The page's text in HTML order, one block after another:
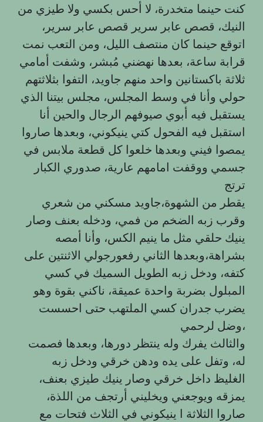
كنت حينما متخدرة، لا أحس بكسي ولا طيزي من
النيك، قصص عابر سرير قصص عابر سرير،
اتوقع حينما كان منتصف الليل، ومن التعب نمت
قرابة ساعة، بعدها نهضني مُبشر، وشفت أمامي
ثلاثة باكستانين واحد منهم جاويد، التفوا بثلاثتهم
حولي وأنا في وسط المجلس، مجلس بيتنا الذي
يستقبل فيه أبوي صيوفهم الرجال والحين أنا
استقبل فيه الفحول كتي ينيكوني، وبعدها صاروا
يمصوا فيني وبعدها خلعوا كل قطعة ملابس في
جسمي ووقفت امامهم عارية، صدوري الكبار
ترتج
يقطر من الشهوة،جاويد مسكني من شعري
وقرب زبه الضخم من فمي، ودخله بعنف وصار
ينيك حلقي مثل ما ينيم الكس، وأنا أمصه
بشراهة،وبعدها الثاني رفعورجولي الاثنتين على
كتفه، ودخل زبه الطويل السميك في كسي
المبلول بضربة واحدة عميقة، ناكني بقوة وهو
يضرب جدران كسي الملتهب حتى احسست
وضل لرحمي،
والثالث يفرك وله ينتظر دورها، وبعدها فصمت
له، وتفل على يده ودهن خرقي ودخل زبه
الغليظ داخل خرقي وصار ينيك طيزي بعنف،
يمزقه ويوجعني ويخليني أرتجف من اللذة،
صاروا الثلاثة ا ينيكوني في الثلاث فتحات مع